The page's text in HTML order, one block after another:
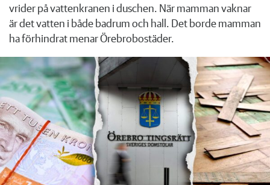
vrider på vattenkranen i duschen. När mamman vaknar
är det vatten i både badrum och hall. Det borde mamman
ha förhindrat menar Örebrobostäder.